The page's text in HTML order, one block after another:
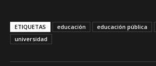
ETIQUETAS educación educación pública
universidad